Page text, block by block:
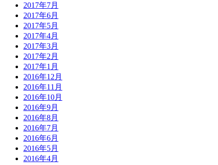
2017年7月
2017年6月
2017年5月
2017年4月
2017年3月
2017年2月
2017年1月
2016年12月
2016年11月
2016年10月
2016年9月
2016年8月
2016年7月
2016年6月
2016年5月
2016年4月